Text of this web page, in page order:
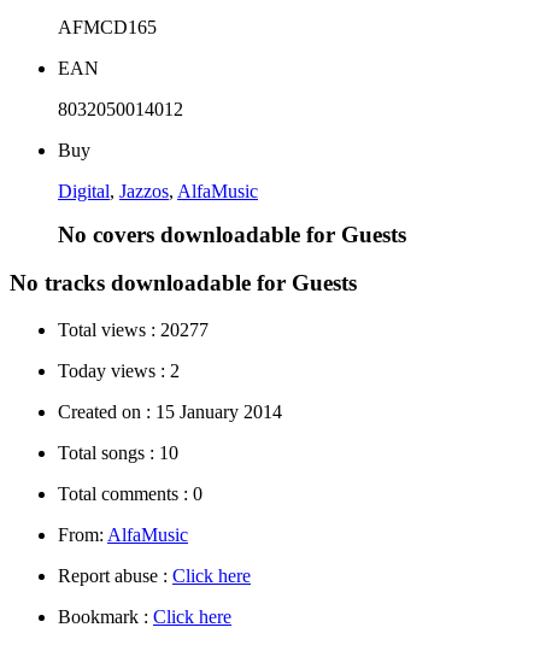
AFMCD165
EAN
8032050014012
Buy
Digital, Jazzos, AlfaMusic
No covers downloadable for Guests
No tracks downloadable for Guests
Total views : 20277
Today views : 2
Created on : 15 January 2014
Total songs : 10
Total comments : 0
From: AlfaMusic
Report abuse : Click here
Bookmark : Click here